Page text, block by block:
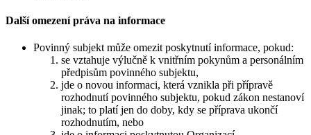
Další omezení práva na informace
Povinný subjekt může omezit poskytnutí informace, pokud:
se vztahuje výlučně k vnitřním pokynům a personálním
předpisům povinného subjektu,
jde o novou informaci, která vznikla při přípravě
rozhodnutí povinného subjektu, pokud zákon nestanoví
jinak; to platí jen do doby, kdy se příprava ukončí
rozhodnutím, nebo